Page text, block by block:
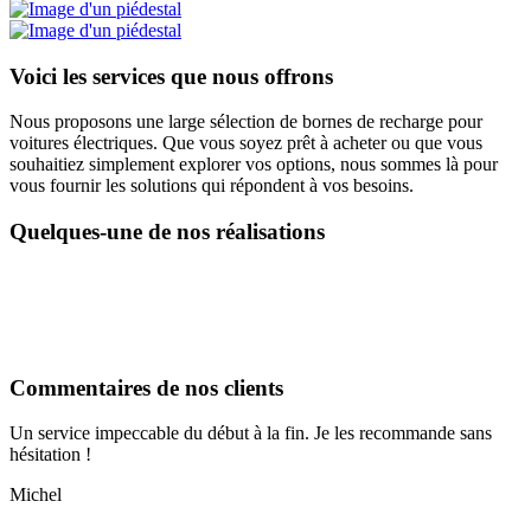
Voici les services que nous offrons
Nous proposons une large sélection de bornes de recharge pour
voitures électriques. Que vous soyez prêt à acheter ou que vous
souhaitiez simplement explorer vos options, nous sommes là pour
vous fournir les solutions qui répondent à vos besoins.
Quelques-une de nos réalisations
Commentaires de nos clients
Un service impeccable du début à la fin. Je les recommande sans
hésitation !
Michel